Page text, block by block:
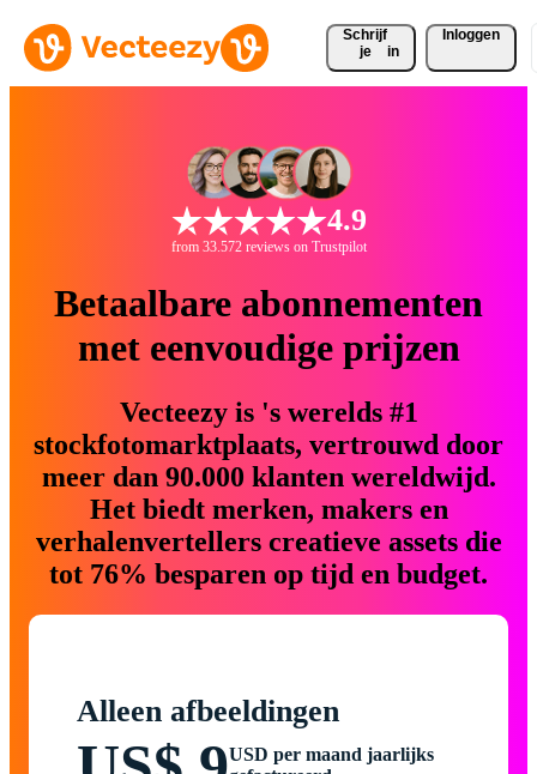
Schrijf
je
in
Inloggen
4.9
from 33.572 reviews on Trustpilot
Betaalbare abonnementen
met eenvoudige prijzen
Vecteezy is 's werelds #1
stockfotomarktplaats, vertrouwd door
meer dan 90.000 klanten wereldwijd.
Het biedt merken, makers en
verhalenvertellers creatieve assets die
tot 76% besparen op tijd en budget.
Alleen afbeeldingen
USD per maand jaarlijks